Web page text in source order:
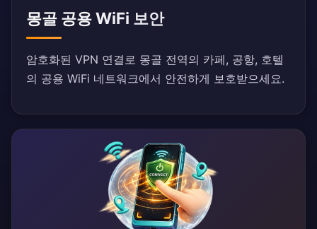
몽골 공용 WiFi 보안
암호화된 VPN 연결로 몽골 전역의 카페, 공항, 호텔
의 공용 WiFi 네트워크에서 안전하게 보호받으세요.